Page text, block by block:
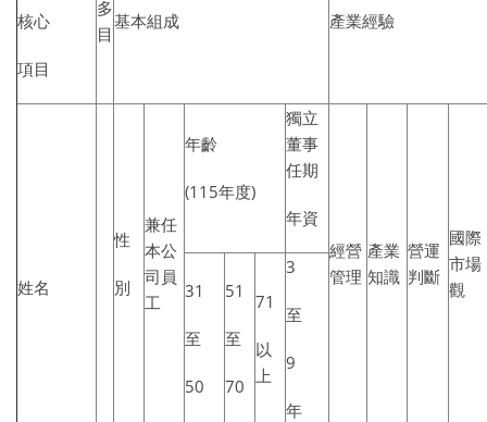
核心
項目
多
目
基本組成 產業經驗
姓名
性
別
兼任
本公
司員
工
年齡
(115年度)
獨立
董事
任期
年資
經營
管理
產業
知識
營運
判斷
國際
市場
觀
31
至
50
51
至
70
71
以
上
3
至
9
年